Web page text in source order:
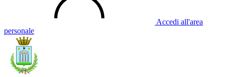
Accedi all'area
personale